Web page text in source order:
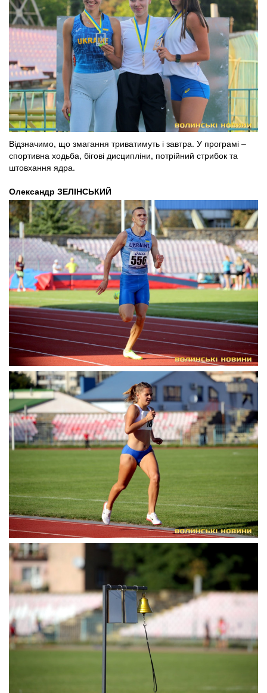
Відзначимо, що змагання триватимуть і завтра. У програмі –
спортивна ходьба, бігові дисципліни, потрійний стрибок та
штовхання ядра.
Олександр ЗЕЛІНСЬКИЙ